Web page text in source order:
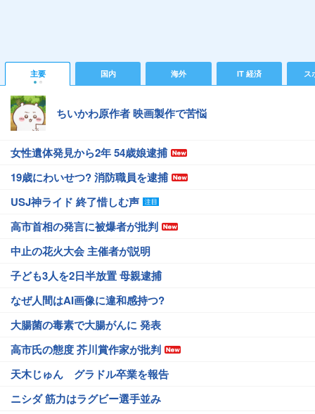
主要 国内 海外 IT 経済 ス
ちいかわ原作者 映画製作で苦悩
女性遺体発見から2年 54歳娘逮捕
19歳にわいせつ? 消防職員を逮捕
USJ神ライド 終了惜しむ声
高市首相の発言に被爆者が批判
中止の花火大会 主催者が説明
子ども3人を2日半放置 母親逮捕
なぜ人間はAI画像に違和感持つ?
大腸菌の毒素で大腸がんに 発表
高市氏の態度 芥川賞作家が批判
天木じゅん グラドル卒業を報告
ニシダ 筋力はラグビー選手並み